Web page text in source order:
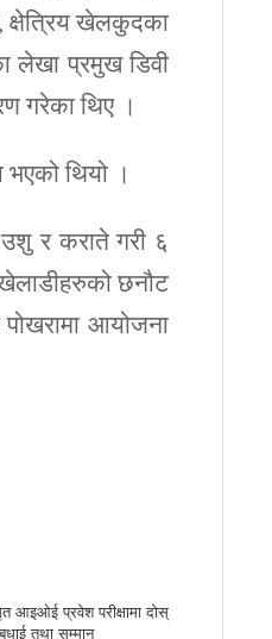
क्षेत्रिय खेलकुदका
लेखा प्रमुख डिवी
गरेका थिए ।
थियो ।
उशु र कराते गरी ६
छनौट
आयोजना